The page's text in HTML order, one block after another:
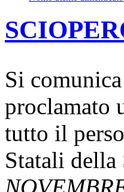
Si
proclamato
tutto il
Statali